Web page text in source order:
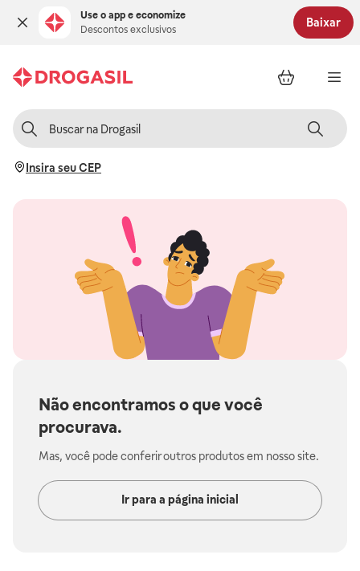
Use o app e economize
Descontos exclusivos
Baixar
Insira seu CEP
Não encontramos o que você
procurava.
Mas, você pode conferir outros produtos em nosso site.
Ir para a página inicial